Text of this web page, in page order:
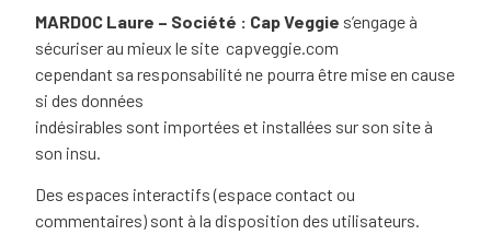
MARDOC Laure – Société : Cap Veggie s’engage à
sécuriser au mieux le site capveggie.com
cependant sa responsabilité ne pourra être mise en cause
si des données
indésirables sont importées et installées sur son site à
son insu.
Des espaces interactifs (espace contact ou
commentaires) sont à la disposition des utilisateurs.